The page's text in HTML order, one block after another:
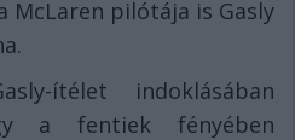
McLaren pilótája is Gasly
ítélet indoklásában
a fentiek fényében